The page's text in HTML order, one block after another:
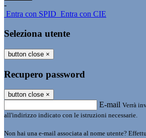
-
Entra con SPID Entra con CIE
Seleziona utente
button close ×
Recupero password
button close ×
E-mail Verrà
all'indirizzo indicato con le istruzioni necessarie.
Non hai una e-mail associata al nome utente?